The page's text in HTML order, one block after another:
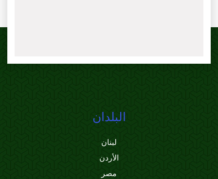
البلدان
لبنان
الأردن
مصر